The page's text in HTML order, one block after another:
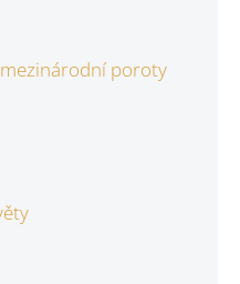
poroty